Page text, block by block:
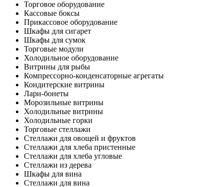
Торговое оборудование
Кассовые боксы
Прикассовое оборудование
Шкафы для сигарет
Шкафы для сумок
Торговые модули
Холодильное оборудование
Витрины для рыбы
Компрессорно-конденсаторные агрегаты
Кондитерские витрины
Лари-бонеты
Морозильные витрины
Холодильные витрины
Холодильные горки
Торговые стеллажи
Стеллажи для овощей и фруктов
Стеллажи для хлеба пристенные
Стеллажи для хлеба угловые
Стеллажи из дерева
Шкафы для вина
Стеллажи для вина